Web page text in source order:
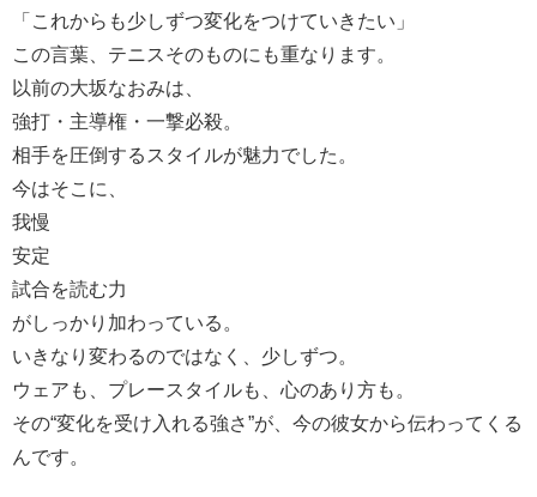
「これからも少しずつ変化をつけていきたい」
この言葉、テニスそのものにも重なります。
以前の大坂なおみは、
強打・主導権・一撃必殺。
相手を圧倒するスタイルが魅力でした。
今はそこに、
我慢
安定
試合を読む力
がしっかり加わっている。
いきなり変わるのではなく、少しずつ。
ウェアも、プレースタイルも、心のあり方も。
その“変化を受け入れる強さ”が、今の彼女から伝わってくる
んです。